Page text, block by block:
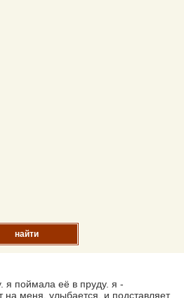
найти
я поймала её в пруду. я -
на меня, улыбается, и подставляет